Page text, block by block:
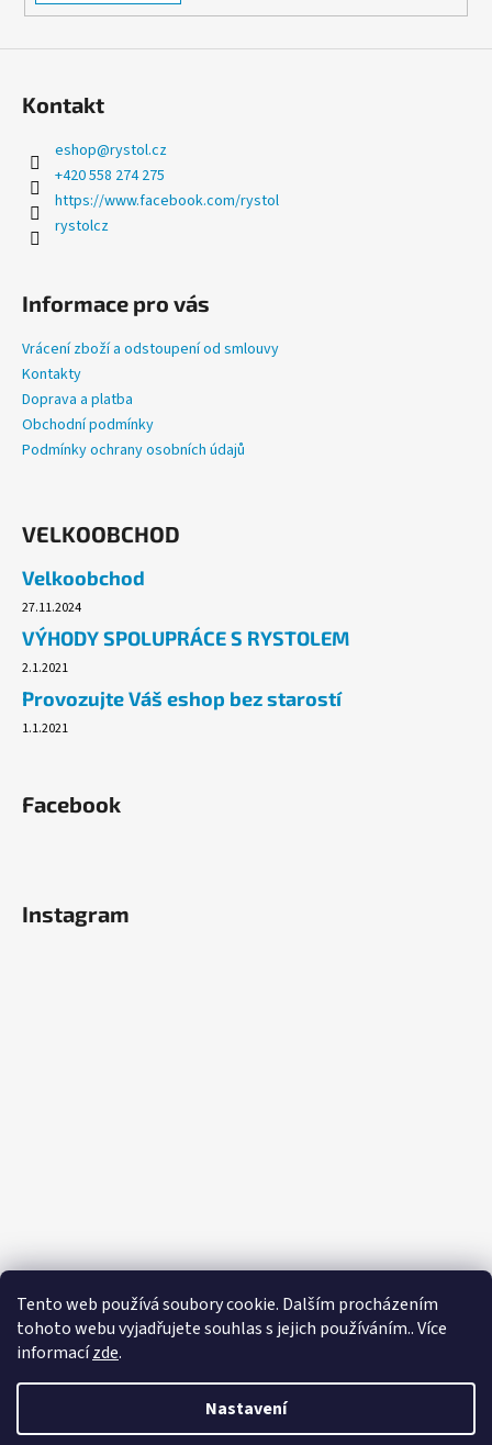
Tento web používá soubory cookie. Dalším procházením
tohoto webu vyjadřujete souhlas s jejich používáním.. Více
informacízde.
Nastavení
s
Kontakt
eshop@rystol.cz
+420 558 274 275
https://www.facebook.com/rystol
rystolcz
Informace pro vás
Vrácení zboží a odstoupení od smlouvy
Kontakty
Doprava a platba
Obchodní podmínky
Podmínky ochrany osobních údajů
VELKOOBCHOD
Velkoobchod
27.11.2024
VÝHODY SPOLUPRÁCE S RYSTOLEM
2.1.2021
Provozujte Váš eshop bez starostí
1.1.2021
Facebook
Instagram
Sledovat na Instagramu
vyhrazena.